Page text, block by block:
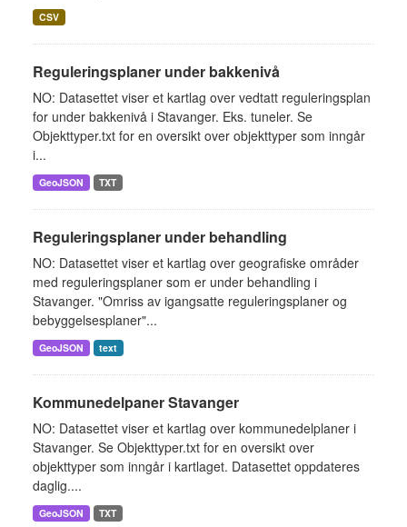
CSV
Reguleringsplaner under bakkenivå
NO: Datasettet viser et kartlag over vedtatt reguleringsplan
for under bakkenivå i Stavanger. Eks. tuneler. Se
Objekttyper.txt for en oversikt over objekttyper som inngår
i...
GeoJSON TXT
Reguleringsplaner under behandling
NO: Datasettet viser et kartlag over geografiske områder
med reguleringsplaner som er under behandling i
Stavanger. "Omriss av igangsatte reguleringsplaner og
bebyggelsesplaner"...
GeoJSON text
Kommunedelpaner Stavanger
NO: Datasettet viser et kartlag over kommunedelplaner i
Stavanger. Se Objekttyper.txt for en oversikt over
objekttyper som inngår i kartlaget. Datasettet oppdateres
daglig....
GeoJSON TXT